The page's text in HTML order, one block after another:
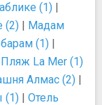
(1) |
(2) | Мадам
(1) |
Пляж La Mer (1)
Алмас (2) |
(1) | Отель